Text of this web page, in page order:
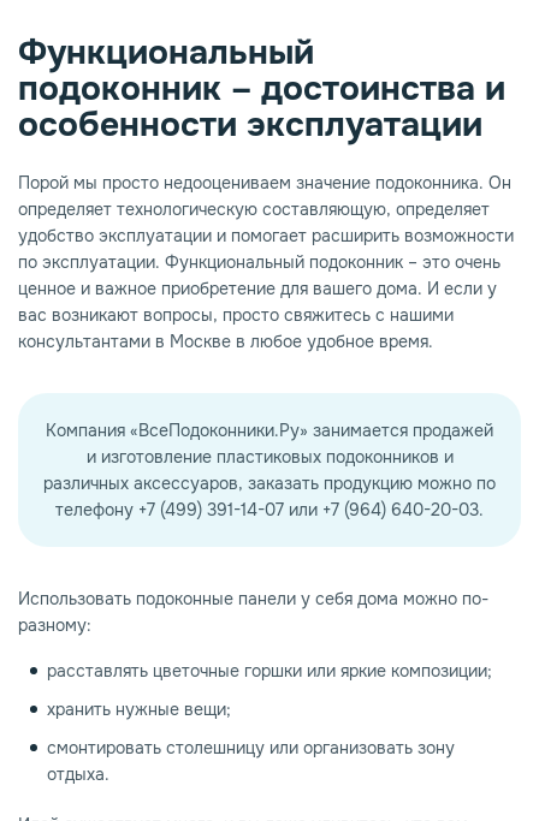
дерево
Функциональный
подоконник – достоинства и
особенности эксплуатации
Порой мы просто недооцениваем значение подоконника. Он
определяет технологическую составляющую, определяет
удобство эксплуатации и помогает расширить возможности
по эксплуатации. Функциональный подоконник – это очень
ценное и важное приобретение для вашего дома. И если у
вас возникают вопросы, просто свяжитесь с нашими
консультантами в Москве в любое удобное время.
Компания «ВсеПодоконники.Ру» занимается продажей
и изготовление пластиковых подоконников и
различных аксессуаров, заказать продукцию можно по
телефону +7 (499) 391-14-07 или +7 (964) 640-20-03.
Использовать подоконные панели у себя дома можно по-
разному:
расставлять цветочные горшки или яркие композиции;
хранить нужные вещи;
смонтировать столешницу или организовать зону
отдыха.